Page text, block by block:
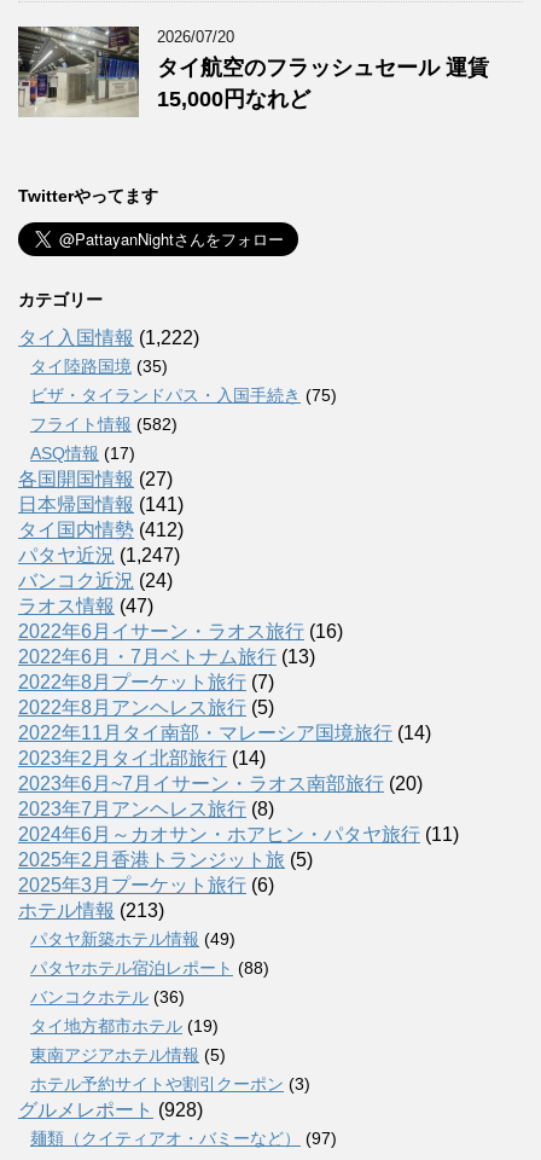
2026/07/20
タイ航空のフラッシュセール 運賃
15,000円なれど
Twitterやってます
カテゴリー
タイ入国情報 (1,222)
タイ陸路国境 (35)
ビザ・タイランドパス・入国手続き (75)
フライト情報 (582)
ASQ情報 (17)
各国開国情報 (27)
日本帰国情報 (141)
タイ国内情勢 (412)
パタヤ近況 (1,247)
バンコク近況 (24)
ラオス情報 (47)
2022年6月イサーン・ラオス旅行 (16)
2022年6月・7月ベトナム旅行 (13)
2022年8月プーケット旅行 (7)
2022年8月アンヘレス旅行 (5)
2022年11月タイ南部・マレーシア国境旅行 (14)
2023年2月タイ北部旅行 (14)
2023年6月~7月イサーン・ラオス南部旅行 (20)
2023年7月アンヘレス旅行 (8)
2024年6月～カオサン・ホアヒン・パタヤ旅行 (11)
2025年2月香港トランジット旅 (5)
2025年3月プーケット旅行 (6)
ホテル情報 (213)
パタヤ新築ホテル情報 (49)
パタヤホテル宿泊レポート (88)
バンコクホテル (36)
タイ地方都市ホテル (19)
東南アジアホテル情報 (5)
ホテル予約サイトや割引クーポン (3)
グルメレポート (928)
麺類（クイティアオ・バミーなど）
(97)